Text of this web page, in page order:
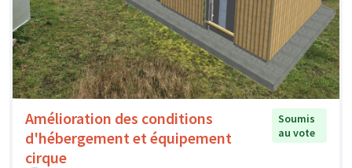
Amélioration des conditions
d'hébergement et équipement
cirque
Soumis
au vote